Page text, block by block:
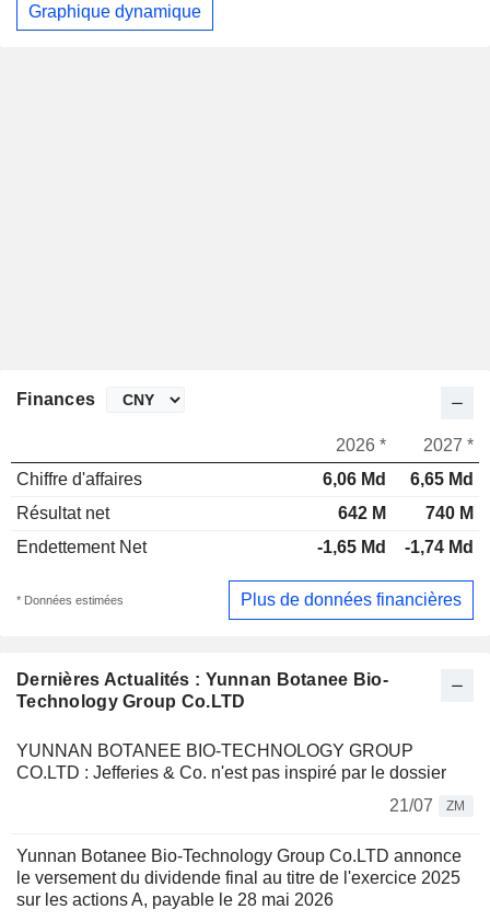
Graphique dynamique
Dernières Actualités : Yunnan Botanee Bio-
Technology Group Co.LTD
YUNNAN BOTANEE BIO-TECHNOLOGY GROUP
CO.LTD : Jefferies & Co. n'est pas inspiré par le dossier
21/07
ZM
Yunnan Botanee Bio-Technology Group Co.LTD annonce
le versement du dividende final au titre de l'exercice 2025
sur les actions A, payable le 28 mai 2026
Finances
2026 *
2027 *
Chiffre d'affaires
6,06 Md
6,65 Md
Résultat net
642 M
740 M
Endettement Net
-1,65 Md -1,74 Md
* Données estimées Plus de données financières